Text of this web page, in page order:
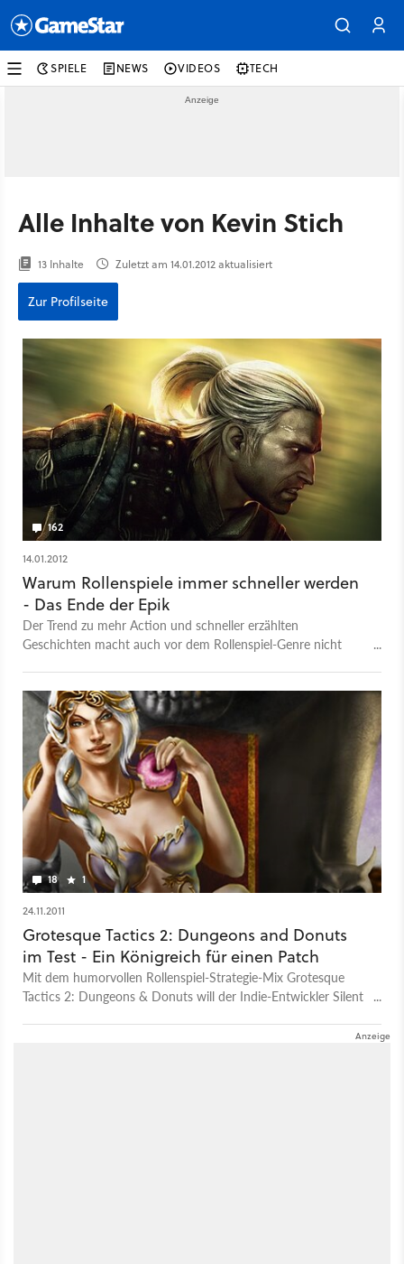
SPIELE NEWS VIDEOS TECH
Alle Inhalte von Kevin Stich
13 Inhalte Zuletzt am 14.01.2012 aktualisiert
Zur Profilseite
162
14.01.2012
Warum Rollenspiele immer schneller werden
- Das Ende der Epik
Der Trend zu mehr Action und schneller erzählten
Geschichten macht auch vor dem Rollenspiel-Genre nicht
18 1
24.11.2011
Grotesque Tactics 2: Dungeons and Donuts
im Test - Ein Königreich für einen Patch
Mit dem humorvollen Rollenspiel-Strategie-Mix Grotesque
Tactics 2: Dungeons & Donuts will der Indie-Entwickler Silent